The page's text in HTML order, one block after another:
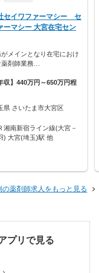
セイワファーマシー セ
ーマシー 大宮在宅セン
メインとなり在宅におけ
剤師業務…
収】440万円～650万円程
県 さいたま市大宮区
湘南新宿ライン線(大宮－
) 大宮(埼玉)駅 他
薬剤師求人をもっと見る
プリで見る